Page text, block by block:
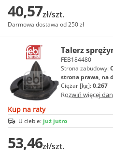
40,57zł/szt.
Darmowa dostawa od 250 zł
Talerz
FEB184480
Strona zabudowy:
strona prawa, na
Ciężar [kg]:0.267
Rozwiń więcej
Kup na raty
U ciebie: już jutro
53,46zł/szt.